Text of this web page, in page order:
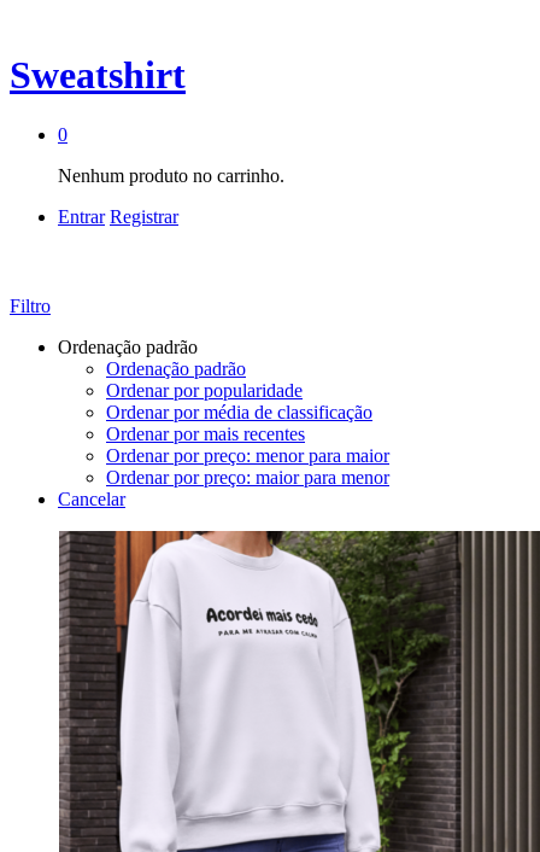
Sweatshirt
0
Nenhum produto no carrinho.
Entrar Registrar
Filtro
Ordenação padrão
Ordenação padrão
Ordenar por popularidade
Ordenar por média de classificação
Ordenar por mais recentes
Ordenar por preço: menor para maior
Ordenar por preço: maior para menor
Cancelar